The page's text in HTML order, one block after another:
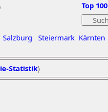
Salzburg Steiermark Kärnten
Top 100
Statistik)